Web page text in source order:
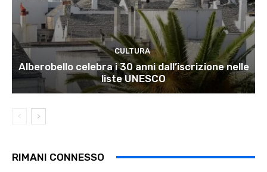
CULTURA
Alberobello celebra i 30 anni dall’iscrizione nelle
liste UNESCO
RIMANI CONNESSO